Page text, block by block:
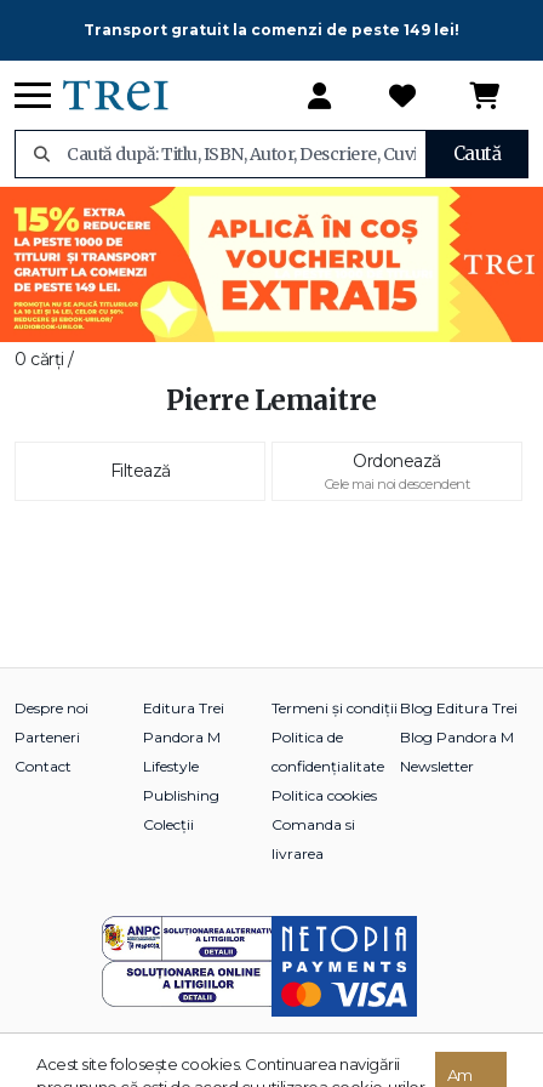
Transport gratuit la comenzi de peste 149 lei!
Caută
0 cărți /
Pierre Lemaitre
Filtează Ordonează
Cele mai noi descendent
Despre noi
Parteneri
Contact
Editura Trei
Pandora M
Lifestyle
Publishing
Colecții
Termeni și condiții
Politica de
confidențialitate
Politica cookies
Comanda si
livrarea
Blog Editura Trei
Blog Pandora M
Newsletter
© 2026 Grupul Editorial TREI. Toate drepturile rezervate.
Acest site foloseşte cookies. Continuarea navigării
Am